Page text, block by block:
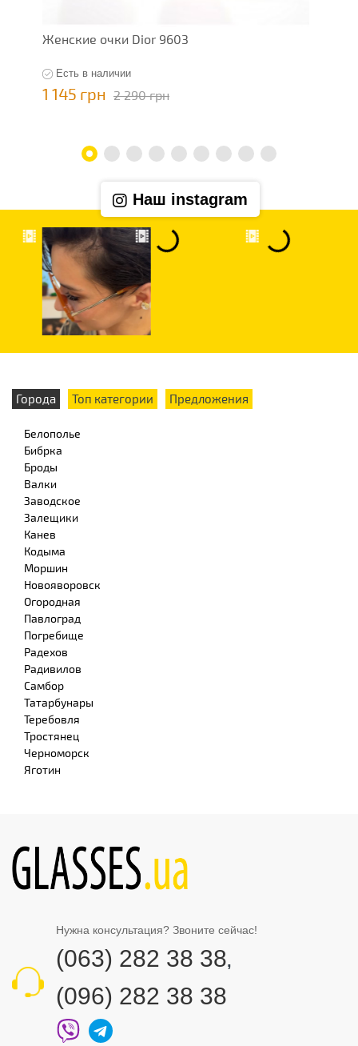
Женские очки Dior 9603
Есть в наличии
1 145 грн 2 290 грн
Наш instagram
Города Топ категории Предложения
Белополье
Бибрка
Броды
Валки
Заводское
Залещики
Канев
Кодыма
Моршин
Новояворовск
Огородная
Павлоград
Погребище
Радехов
Радивилов
Самбор
Татарбунары
Теребовля
Тростянец
Черноморск
Яготин
Нужна консультация? Звоните сейчас!
(063) 282 38 38,
(096) 282 38 38